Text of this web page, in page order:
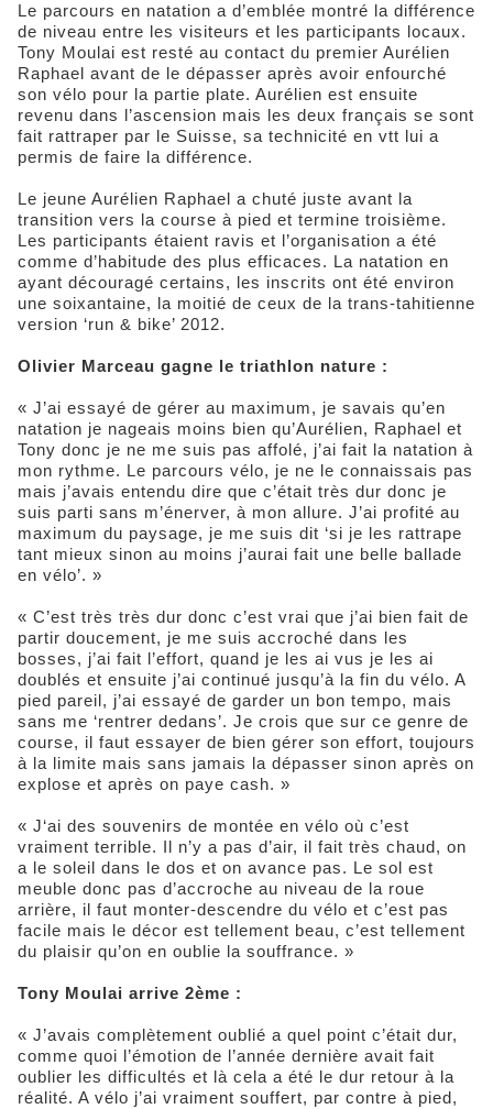
Le parcours en natation a d’emblée montré la différence
de niveau entre les visiteurs et les participants locaux.
Tony Moulai est resté au contact du premier Aurélien
Raphael avant de le dépasser après avoir enfourché
son vélo pour la partie plate. Aurélien est ensuite
revenu dans l’ascension mais les deux français se sont
fait rattraper par le Suisse, sa technicité en vtt lui a
permis de faire la différence.
Le jeune Aurélien Raphael a chuté juste avant la
transition vers la course à pied et termine troisième.
Les participants étaient ravis et l’organisation a été
comme d’habitude des plus efficaces. La natation en
ayant découragé certains, les inscrits ont été environ
une soixantaine, la moitié de ceux de la trans-tahitienne
version ‘run & bike’ 2012.
Olivier Marceau gagne le triathlon nature :
« J’ai essayé de gérer au maximum, je savais qu’en
natation je nageais moins bien qu’Aurélien, Raphael et
Tony donc je ne me suis pas affolé, j’ai fait la natation à
mon rythme. Le parcours vélo, je ne le connaissais pas
mais j’avais entendu dire que c’était très dur donc je
suis parti sans m’énerver, à mon allure. J’ai profité au
maximum du paysage, je me suis dit ‘si je les rattrape
tant mieux sinon au moins j’aurai fait une belle ballade
en vélo’. »
« C’est très très dur donc c’est vrai que j’ai bien fait de
partir doucement, je me suis accroché dans les
bosses, j’ai fait l’effort, quand je les ai vus je les ai
doublés et ensuite j’ai continué jusqu’à la fin du vélo. A
pied pareil, j’ai essayé de garder un bon tempo, mais
sans me ‘rentrer dedans’. Je crois que sur ce genre de
course, il faut essayer de bien gérer son effort, toujours
à la limite mais sans jamais la dépasser sinon après on
explose et après on paye cash. »
« J‘ai des souvenirs de montée en vélo où c’est
vraiment terrible. Il n’y a pas d’air, il fait très chaud, on
a le soleil dans le dos et on avance pas. Le sol est
meuble donc pas d’accroche au niveau de la roue
arrière, il faut monter-descendre du vélo et c’est pas
facile mais le décor est tellement beau, c’est tellement
du plaisir qu’on en oublie la souffrance. »
Tony Moulai arrive 2ème :
« J’avais complètement oublié a quel point c’était dur,
comme quoi l’émotion de l’année dernière avait fait
oublier les difficultés et là cela a été le dur retour à la
réalité. A vélo j’ai vraiment souffert, par contre à pied,